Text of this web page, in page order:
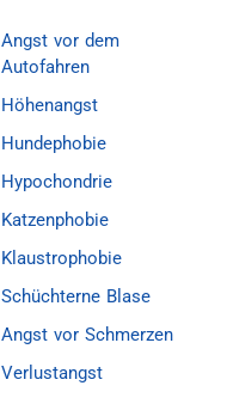
Angst vor dem
Autofahren
Höhenangst
Hundephobie
Hypochondrie
Katzenphobie
Klaustrophobie
Schüchterne Blase
Angst vor Schmerzen
Verlustangst